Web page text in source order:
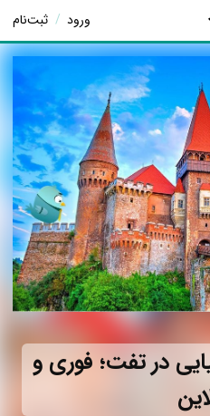
ورود / ثبت‌نام
در تفت؛ فوری و